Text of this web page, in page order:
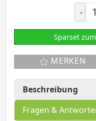
-
Sparset
MERKEN
Beschreibung
Fragen &